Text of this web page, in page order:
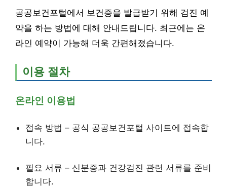
공공보건포털에서 보건증을 발급받기 위해 검진 예
약을 하는 방법에 대해 안내드립니다. 최근에는 온
라인 예약이 가능해 더욱 간편해졌습니다.
이용 절차
온라인 이용법
접속 방법 – 공식 공공보건포털 사이트에 접속합
니다.
필요 서류 – 신분증과 건강검진 관련 서류를 준비
합니다.